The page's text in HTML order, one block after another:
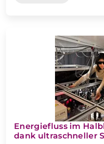
Energiefluss im
dank ultraschneller